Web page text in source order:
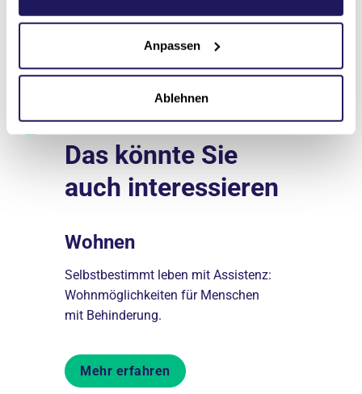
Anpassen
Ablehnen
Anfahrt
Das könnte Sie
auch interessieren
Wohnen
Selbstbestimmt leben mit Assistenz:
Wohnmöglichkeiten für Menschen
mit Behinderung.
Mehr erfahren